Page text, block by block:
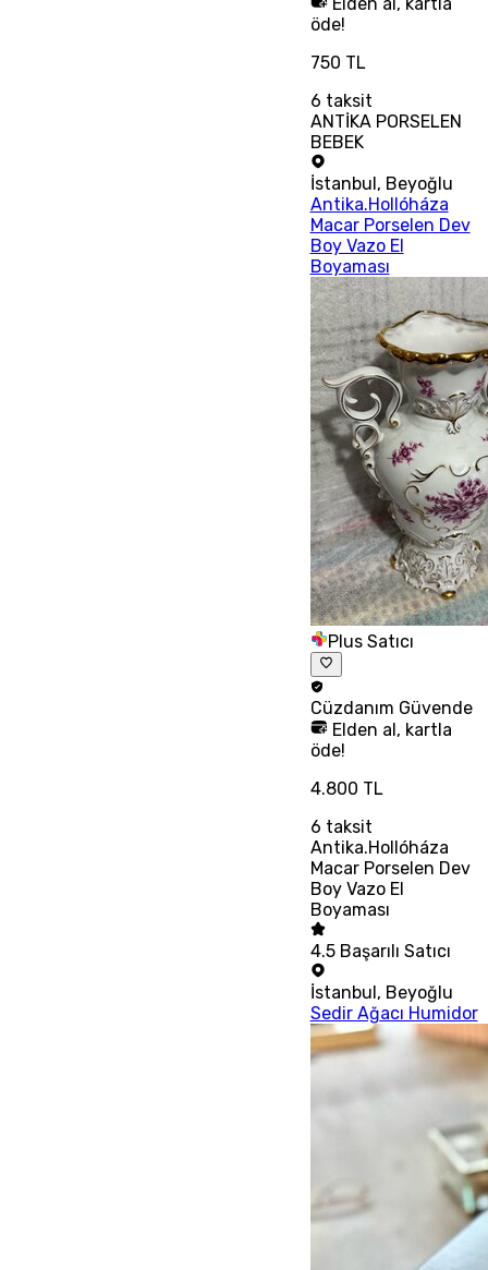
öde!
750 TL
6 taksit
ANTİKA PORSELEN
BEBEK
İstanbul , Beyoğlu
Antika.Hollóháza
Macar Porselen Dev
Boy Vazo El
Boyaması
Plus Satıcı
Cüzdanım Güvende
Elden al, kartla
öde!
4.800 TL
6 taksit
Antika.Hollóháza
Macar Porselen Dev
Boy Vazo El
Boyaması
4.5 Başarılı Satıcı
İstanbul, Beyoğlu
Sedir Ağacı Humidor